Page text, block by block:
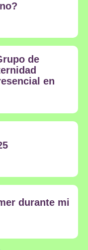
de
en
durante mi